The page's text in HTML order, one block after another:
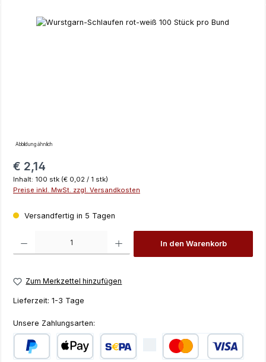
Bildergalerie überspringen
Abbildung ähnlich
Regulärer Preis:
€ 2,14
Inhalt: 100 stk (€ 0,02 / 1 stk)
Preise inkl. MwSt. zzgl. Versandkosten
Versandfertig in 5 Tagen
In den Warenkorb
Zum Merkzettel hinzufügen
Lieferzeit: 1-3 Tage
Unsere Zahlungsarten: